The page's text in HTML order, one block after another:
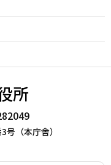
所
（本庁舎）